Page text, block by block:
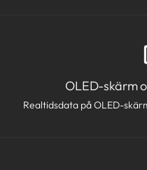
OLED-skärm
Realtidsdata på OLED-